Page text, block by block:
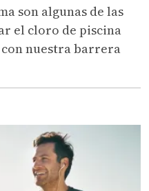
son algunas de las
el cloro de piscina
nuestra barrera